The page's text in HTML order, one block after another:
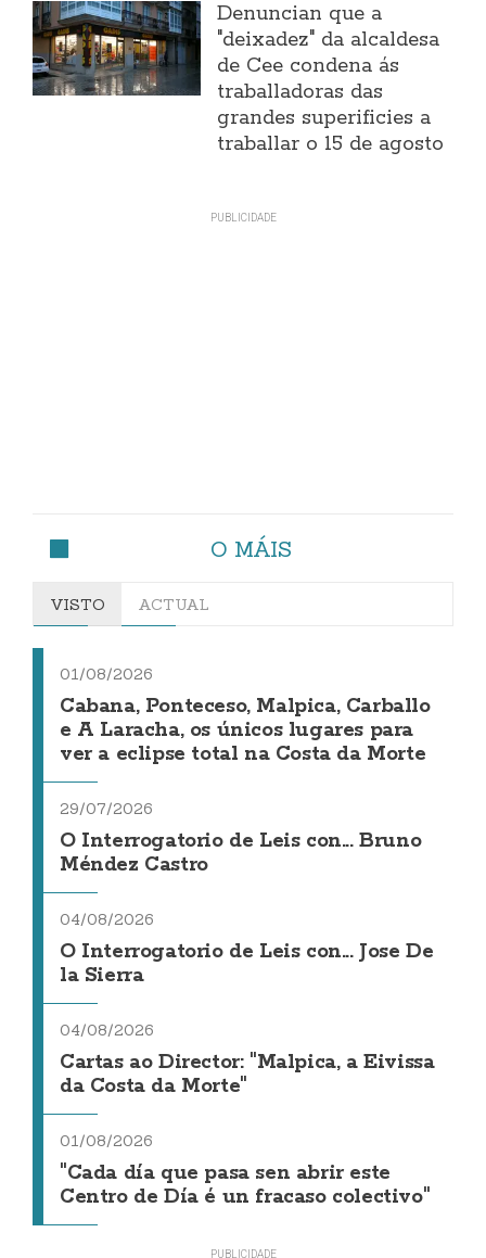
Denuncian que a
"deixadez" da alcaldesa
de Cee condena ás
traballadoras das
grandes superificies a
traballar o 15 de agosto
O MÁIS
VISTO ACTUAL
01/08/2026
Cabana, Ponteceso, Malpica, Carballo
e A Laracha, os únicos lugares para
ver a eclipse total na Costa da Morte
29/07/2026
O Interrogatorio de Leis con... Bruno
Méndez Castro
04/08/2026
O Interrogatorio de Leis con... Jose De
la Sierra
04/08/2026
Cartas ao Director: "Malpica, a Eivissa
da Costa da Morte"
01/08/2026
"Cada día que pasa sen abrir este
Centro de Día é un fracaso colectivo"